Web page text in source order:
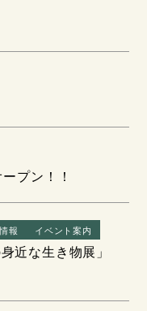
プン！！
報 イベント案内
近な生き物展」